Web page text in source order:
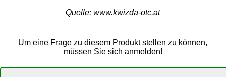
Quelle: www.kwizda-otc.at
Um eine Frage zu diesem Produkt stellen zu können,
müssen Sie sich anmelden!